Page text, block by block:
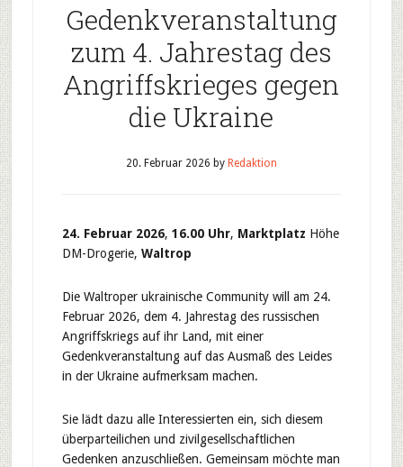
Gedenkveranstaltung
zum 4. Jahrestag des
Angriffskrieges gegen
die Ukraine
20. Februar 2026 by Redaktion
24. Februar 2026, 16.00 Uhr, Marktplatz Höhe
DM-Drogerie, Waltrop
Die Waltroper ukrainische Community will am 24.
Februar 2026, dem 4. Jahrestag des russischen
Angriffskriegs auf ihr Land, mit einer
Gedenkveranstaltung auf das Ausmaß des Leides
in der Ukraine aufmerksam machen.
Sie lädt dazu alle Interessierten ein, sich diesem
überparteilichen und zivilgesellschaftlichen
Gedenken anzuschließen. Gemeinsam möchte man